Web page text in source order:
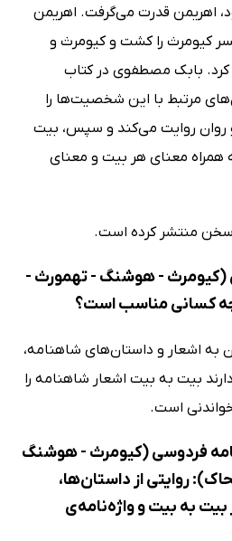
اهریمن قدرت می‌گرفت. اهریمن
کیومرث را کشت و کیومرث و
کرد. بابک مصطفوی در کتاب
مرتبط با این شخصیت‌ها را
و روان روایت می‌کند و سپس، بیت
همراه معنای هر بیت و معنای
سخن منتشر کرده است.
(کیومرث - هوشنگ - تهمورث -
کسانی مناسب است؟
به اشعار و داستان‌های شاهنامه،
بیت به بیت اشعار شاهنامه را
است.
فردوسی (کیومرث - هوشنگ
روایتی از داستان‌ها،
بیت به بیت و واژه‌نامه‌ی